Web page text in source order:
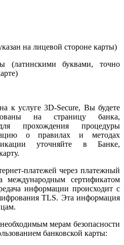
на лицевой стороне карты)
(латинскими буквами, точно
к услуге 3D-Secure, Вы будете
на страницу банка,
прохождения процедуры
о правилах и методах
уточняйте в Банке,
платежей через платежный
международным сертификатом
информации происходит с
TLS. Эта информация
мерам безопасности
банковской карты: